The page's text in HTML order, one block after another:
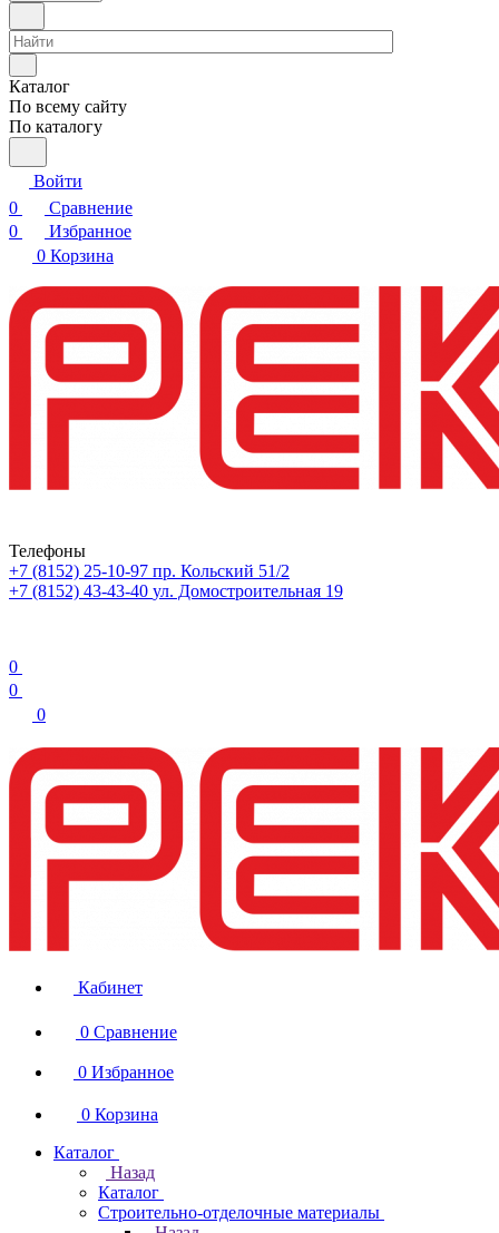
Каталог
По всему сайту
По каталогу
Войти
0
Сравнение
0
Избранное
0 Корзина
Телефоны
+7 (8152) 25-10-97 пр. Кольский 51/2
+7 (8152) 43-43-40 ул. Домостроительная 19
0
0
0
Кабинет
0 Сравнение
0 Избранное
0 Корзина
Каталог
Назад
Каталог
Строительно-отделочные материалы